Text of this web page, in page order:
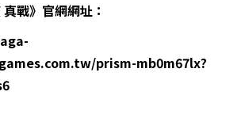
戰》官網網址：
prism-mb0m67lx?